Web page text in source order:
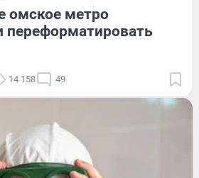
омское метро
переформатировать
14 158 49